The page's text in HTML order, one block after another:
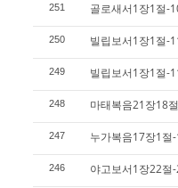
251 골로새서1장1절-
250 빌립보서1장1절-
249 빌립보서1장1절-
248 마태복음21장18
247 누가복음17장1절-
246 야고보서1장22절-